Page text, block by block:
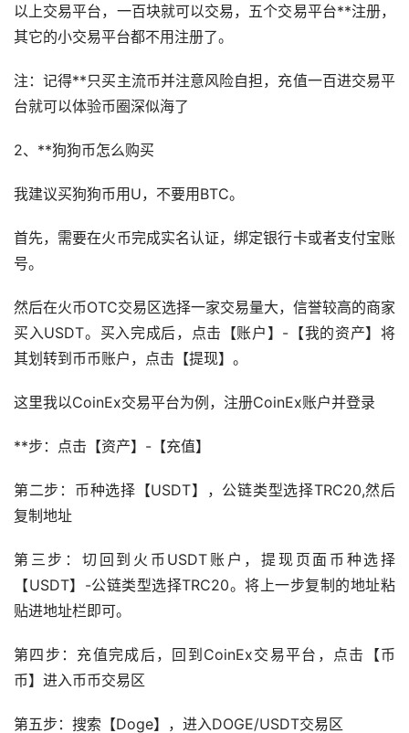
以上交易平台，一百块就可以交易，五个交易平台**注册，
其它的小交易平台都不用注册了。
注：记得**只买主流币并注意风险自担，充值一百进交易平
台就可以体验币圈深似海了
2、**狗狗币怎么购买
我建议买狗狗币用U，不要用BTC。
首先，需要在火币完成实名认证，绑定银行卡或者支付宝账
号。
然后在火币OTC交易区选择一家交易量大，信誉较高的商家
买入USDT。买入完成后，点击【账户】-【我的资产】将
其划转到币币账户，点击【提现】。
这里我以CoinEx交易平台为例，注册CoinEx账户并登录
**步：点击【资产】-【充值】
第二步：币种选择【USDT】，公链类型选择TRC20,然后
复制地址
第三步：切回到火币USDT账户，提现页面币种选择
【USDT】-公链类型选择TRC20。将上一步复制的地址粘
贴进地址栏即可。
第四步：充值完成后，回到CoinEx交易平台，点击【币
币】进入币币交易区
第五步：搜索【Doge】，进入DOGE/USDT交易区